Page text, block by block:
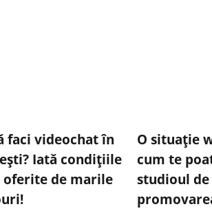
faci videochat în
Iată condițiile
oferite de marile
O situație
cum te
studioul